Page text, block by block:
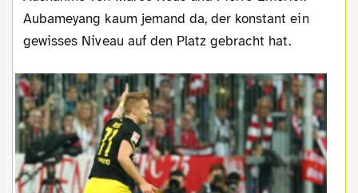
Aubameyang kaum jemand da, der konstant ein
gewisses Niveau auf den Platz gebracht hat.